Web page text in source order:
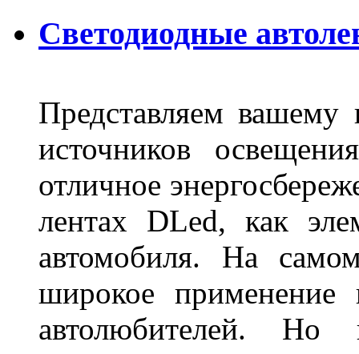
Светодиодные
Представляем
источников
отличное
лентах DLed, как
автомобиля. На
широкое
автолюбителей. Но